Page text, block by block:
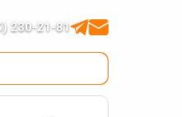
230-21-81